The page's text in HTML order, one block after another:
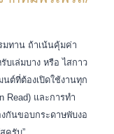
มทาน ถ้าเน้นคุ้มค่า
บเล่มบาง หรือ ไสกาว
ต์ที่ต้องเปิดใช้งานทุก
Read) และการทำ
กันขอบกระดาษพับงอ